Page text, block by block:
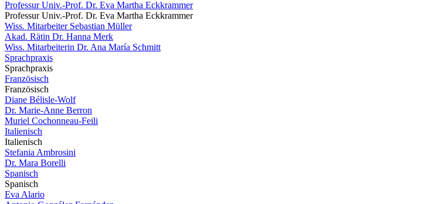
Professur Univ.-Prof. Dr. Eva Martha Eckkrammer
Professur Univ.-Prof. Dr. Eva Martha Eckkrammer
Wiss. Mitarbeiter Sebastian Müller
Akad. Rätin Dr. Hanna Merk
Wiss. Mitarbeiterin Dr. Ana María Schmitt
Sprachpraxis
Sprachpraxis
Französisch
Französisch
Diane Bélisle-Wolf
Dr. Marie-Anne Berron
Muriel Cochonneau-Feili
Italienisch
Italienisch
Stefania Ambrosini
Dr. Mara Borelli
Spanisch
Spanisch
Eva Alario